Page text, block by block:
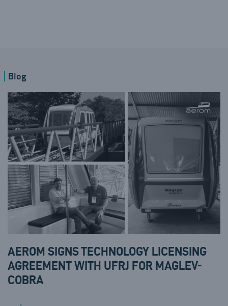
Blog
AEROM SIGNS TECHNOLOGY LICENSING
AGREEMENT WITH UFRJ FOR MAGLEV-
COBRA